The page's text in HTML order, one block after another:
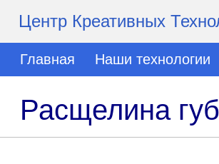
Центр Креативных
Главная Наши технологии
Расщелина